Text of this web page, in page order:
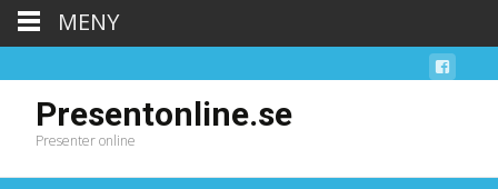
Presentonline.se
Presenter online
MENY